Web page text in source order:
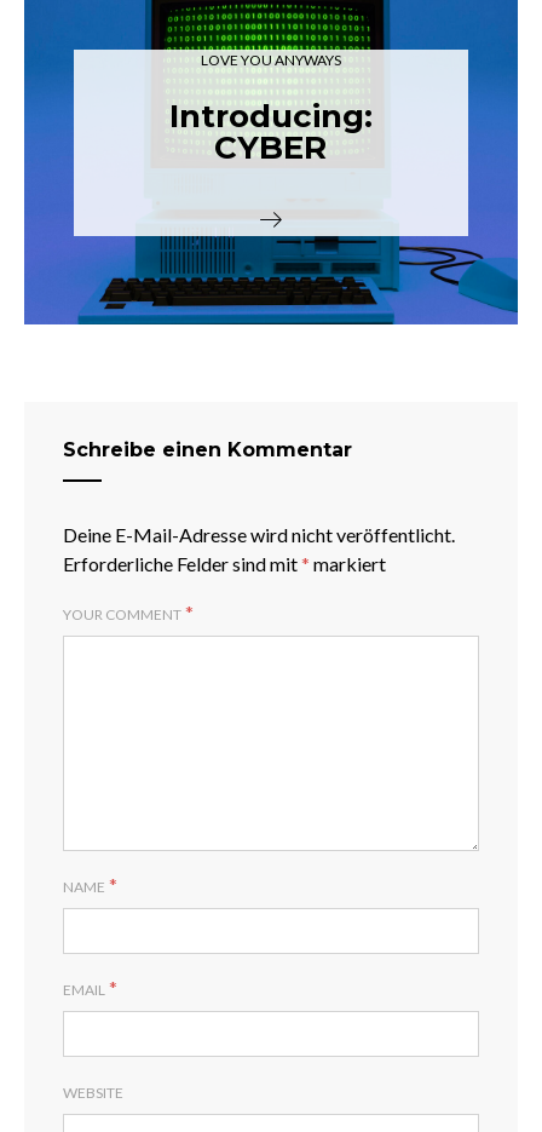
LOVE YOU ANYWAYS
Introducing:
CYBER
Schreibe einen Kommentar
Deine E-Mail-Adresse wird nicht veröffentlicht.
Erforderliche Felder sind mit* markiert
YOUR COMMENT *
NAME *
EMAIL *
WEBSITE